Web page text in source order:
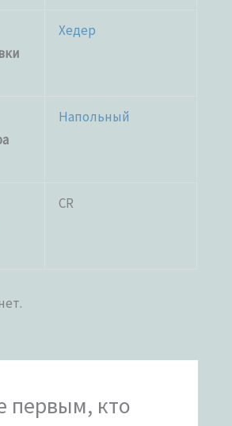
Хедер
Напольный
CR
первым, кто